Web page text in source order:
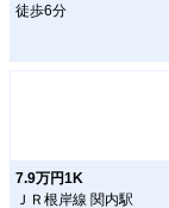
徒歩6分
7.9万円1K
ＪＲ根岸線 関内駅